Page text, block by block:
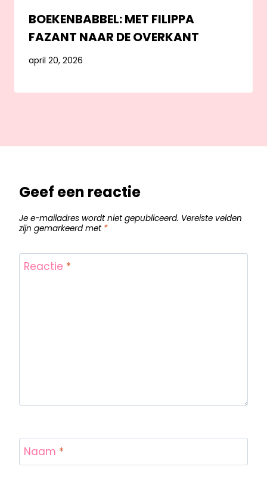
BOEKENBABBEL: MET FILIPPA
FAZANT NAAR DE OVERKANT
april 20, 2026
Geef een reactie
Je e-mailadres wordt niet gepubliceerd. Vereiste velden
zijn gemarkeerd met *
Reactie *
Naam *